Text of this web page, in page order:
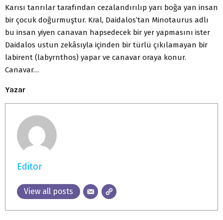
Karısı tanrılar tarafından cezalandırılıp yarı boğa yan insan
bir çocuk doğurmuştur. Kral, Daidalos’tan Minotaurus adlı
bu insan yiyen canavan hapsedecek bir yer yapmasını ister
Daidalos ustun zekâsıyla içinden bir türlü çıkılamayan bir
labirent (labyrnthos) yapar ve canavar oraya konur.
Canavar…
Yazar
Editor
View all posts